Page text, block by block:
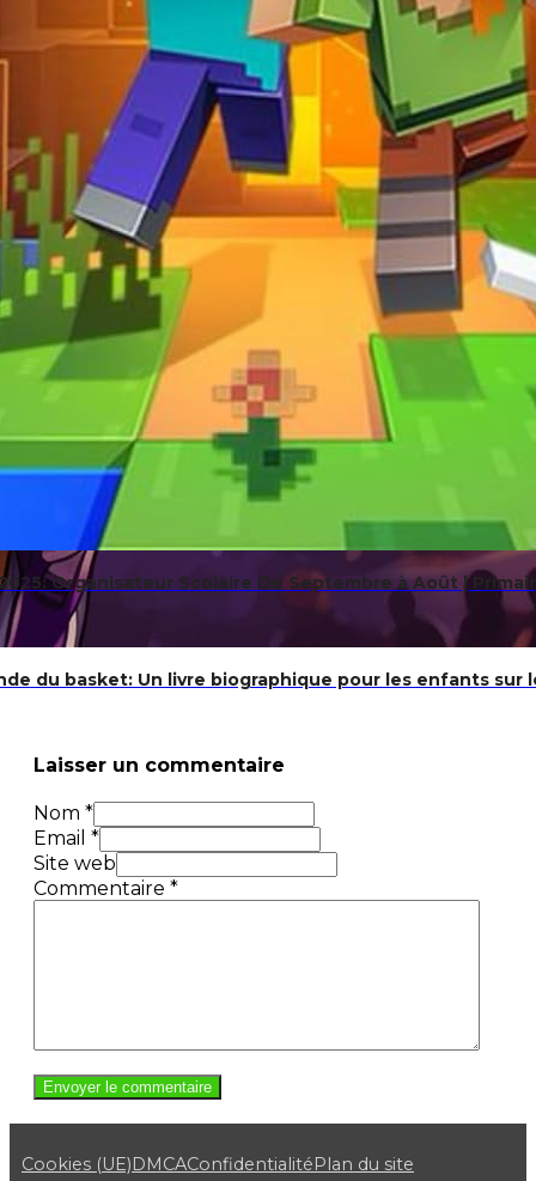
du basket: Un livre biographique pour les enfants sur
Organisateur Scolaire De Septembre à Août |
Laisser un commentaire
Nom *
Email *
Site web
Commentaire *
Cookies (UE) DMCAConfidentialité Plan du site